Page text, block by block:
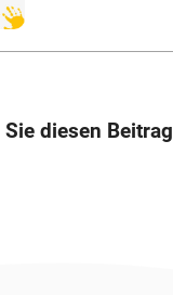
diesen Beitrag